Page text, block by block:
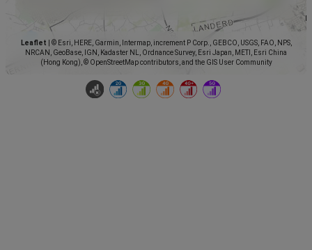
Leaflet
© Esri, HERE, Garmin, Intermap, increment P Corp., GEBCO, USGS, FAO, NPS,
NRCAN, GeoBase, IGN, Kadaster NL, Ordnance Survey, Esri Japan, METI, Esri China
(Hong Kong), © OpenStreetMap contributors, and the GIS User Community